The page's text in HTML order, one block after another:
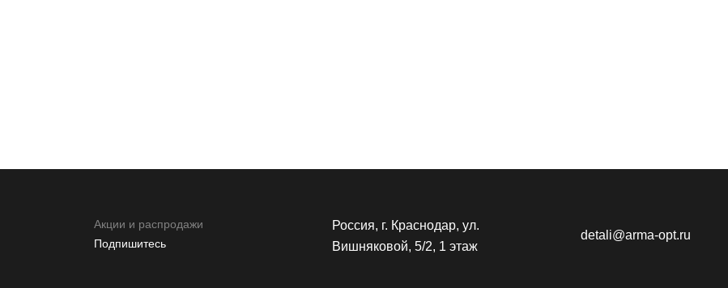
Акции и распродажи
Подпишитесь
Россия, г. Краснодар, ул.
Вишняковой, 5/2, 1 этаж
detali@arma-opt.ru